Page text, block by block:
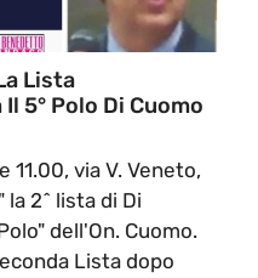
Lista
5° Polo Di Cuomo
11.00, via V. Veneto,
la 2^ lista di Di
dell'On. Cuomo.
Lista dopo